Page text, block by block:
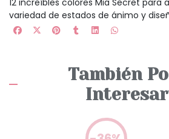
12 increíbles colores Mia Secret para
variedad de estados de ánimo y
También